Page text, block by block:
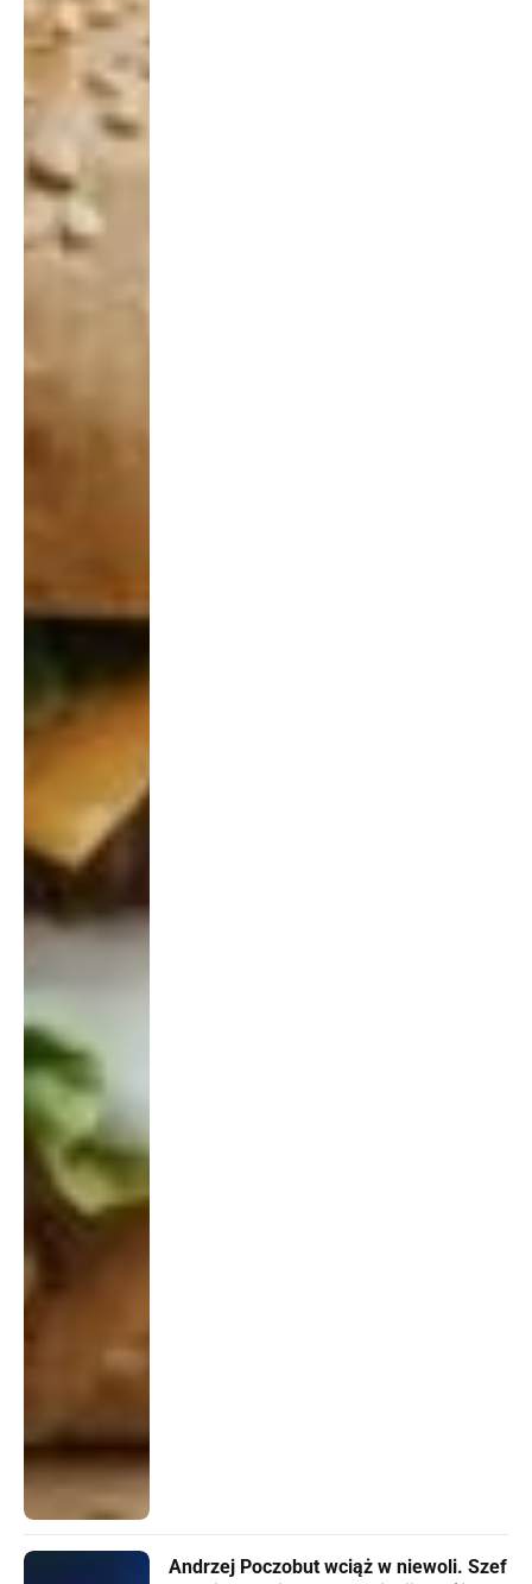
Andrzej Poczobut wciąż w niewoli. Szef